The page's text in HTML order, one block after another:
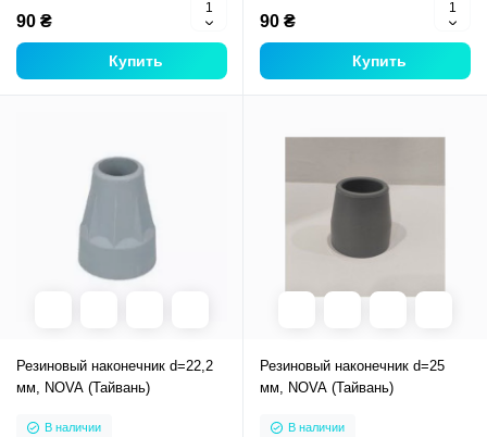
90 ₴
Купить
90 ₴
Купить
Резиновый наконечник d=22,2
мм, NOVA (Тайвань)
В наличии
Резиновый наконечник d=25
мм, NOVA (Тайвань)
В наличии